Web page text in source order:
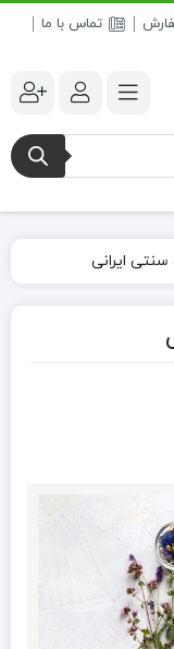
تماس با ما
ایرانی